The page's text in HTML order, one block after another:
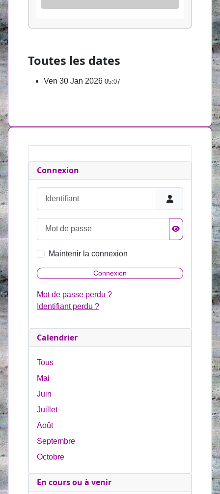
Toutes les dates
Ven 30 Jan 2026 05:07
Connexion
Afficher le
Maintenir la connexion
Connexion
Mot de passe perdu ?
Identifiant perdu ?
Calendrier
Tous
Mai
Juin
Juillet
Août
Septembre
Octobre
En cours ou à venir